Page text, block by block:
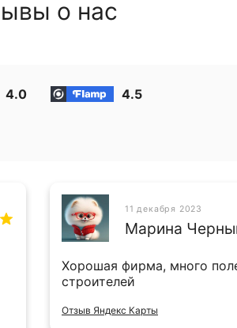
о нас
4.0 4.5
11 декабря 2023
Марина
Хорошая фирма, много
строителей
Отзыв Яндекс Карты